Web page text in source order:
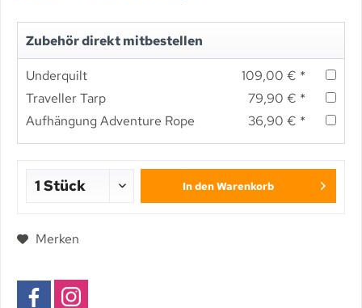
Zubehör direkt mitbestellen
Underquilt
109,00 € *
Traveller Tarp
79,90 € *
Aufhängung Adventure Rope
36,90 € *
In den Warenkorb
Merken